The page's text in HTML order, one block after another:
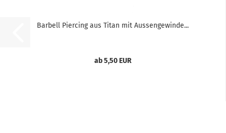
Barbell Piercing aus Titan mit Aussengewinde...
ab 5,50 EUR